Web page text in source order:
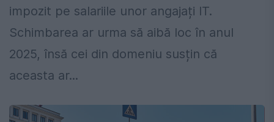
impozit pe salariile unor angajați IT.
Schimbarea ar urma să aibă loc în anul
2025, însă cei din domeniu susțin că
aceasta ar...